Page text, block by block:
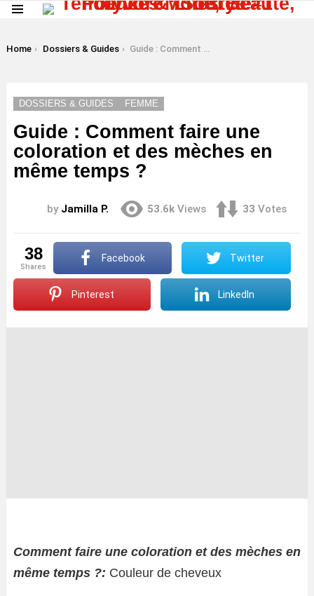
You are here:
Home Dossiers & Guides Guide : Comment faire une coloration et des mèches en même temps ?
DOSSIERS & GUIDES FEMME
Guide : Comment faire une
coloration et des mèches en
même temps ?
by Jamilla P. 53.6k Views 33 Votes
38
shares
Facebook Twitter
Pinterest LinkedIn
Comment faire une coloration et des mèches en
même temps ?: Couleur de cheveux